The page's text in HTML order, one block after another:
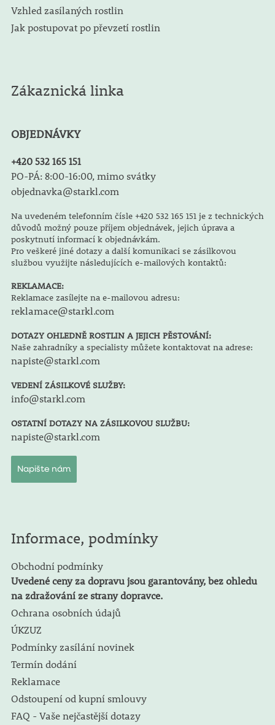
Vzhled zasílaných rostlin
Jak postupovat po převzetí rostlin
Zákaznická linka
OBJEDNÁVKY
+420 532 165 151
PO-PÁ: 8:00-16:00, mimo svátky
objednavka@starkl.com
Na uvedeném telefonním čísle +420 532 165 151 je z technických
důvodů možný pouze příjem objednávek, jejich úprava a
poskytnutí informací k objednávkám.
Pro veškeré jiné dotazy a další komunikaci se zásilkovou
službou využijte následujících e-mailových kontaktů:
REKLAMACE:
Reklamace zasílejte na e-mailovou adresu:
reklamace@starkl.com
DOTAZY OHLEDNĚ ROSTLIN A JEJICH PĚSTOVÁNÍ:
Naše zahradníky a specialisty můžete kontaktovat na adrese:
napiste@starkl.com
VEDENÍ ZÁSILKOVÉ SLUŽBY:
info@starkl.com
OSTATNÍ DOTAZY NA ZÁSILKOVOU SLUŽBU:
napiste@starkl.com
Napište nám
Informace, podmínky
Obchodní podmínky
Uvedené ceny za dopravu jsou garantovány, bez ohledu
na zdražování ze strany dopravce.
Ochrana osobních údajů
ÚKZUZ
Podmínky zasílání novinek
Termín dodání
Reklamace
Odstoupení od kupní smlouvy
FAQ - Vaše nejčastější dotazy